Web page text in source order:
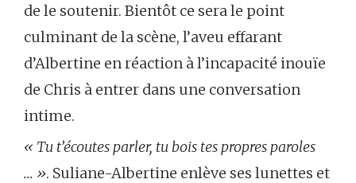
de le soutenir. Bientôt ce sera le point
culminant de la scène, l’aveu effarant
d’Albertine en réaction à l’incapacité inouïe
de Chris à entrer dans une conversation
intime.
« Tu t’écoutes parler, tu bois tes propres paroles
… ». Suliane-Albertine enlève ses lunettes et